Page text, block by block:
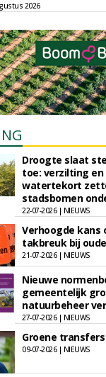
2026
Droogte slaat
toe: verzilting en
watertekort
stadsbomen
22-07-2026 | NIEUWS
Verhoogde kans
takbreuk bij
21-07-2026 | NIEUWS
Nieuwe
gemeentelijk
natuurbeheer
27-07-2026 | NIEUWS
Groene
09-07-2026 | NIEUWS